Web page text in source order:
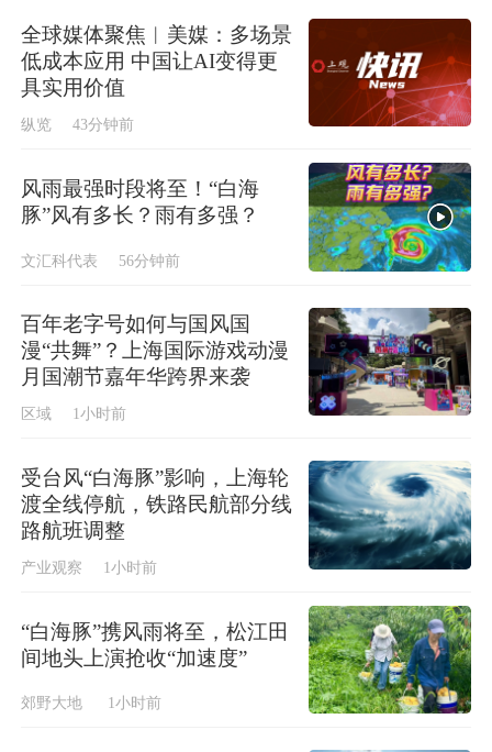
全球媒体聚焦︱美媒：多场景
低成本应用 中国让AI变得更
具实用价值
纵览 43分钟前
风雨最强时段将至！“白海
豚”风有多长？雨有多强？
文汇科代表 56分钟前
百年老字号如何与国风国
漫“共舞”？上海国际游戏动漫
月国潮节嘉年华跨界来袭
区域 1小时前
受台风“白海豚”影响，上海轮
渡全线停航，铁路民航部分线
路航班调整
产业观察 1小时前
“白海豚”携风雨将至，松江田
间地头上演抢收“加速度”
郊野大地 1小时前